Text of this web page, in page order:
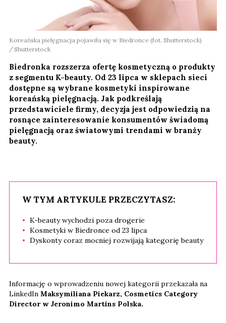
Koreańska pielęgnacja pojawiła się w Biedronce (fot. Shutterstock)
Shutterstock
Biedronka rozszerza ofertę kosmetyczną o produkty
z segmentu K-beauty. Od 23 lipca w sklepach sieci
dostępne są wybrane kosmetyki inspirowane
koreańską pielęgnacją. Jak podkreślają
przedstawiciele firmy, decyzja jest odpowiedzią na
rosnące zainteresowanie konsumentów świadomą
pielęgnacją oraz światowymi trendami w branży
beauty.
W TYM ARTYKULE PRZECZYTASZ:
K-beauty wychodzi poza drogerie
Kosmetyki w Biedronce od 23 lipca
Dyskonty coraz mocniej rozwijają kategorię beauty
Informację o wprowadzeniu nowej kategorii przekazała na
LinkedIn Maksymiliana Piekarz, Cosmetics Category
Director w Jeronimo Martins Polska.